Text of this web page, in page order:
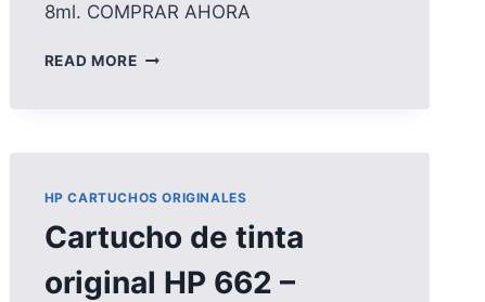
8ml. COMPRAR AHORA
READ MORECARTUCHO
–
HP CARTUCHOS ORIGINALES
Cartucho de tinta
original HP 662 –